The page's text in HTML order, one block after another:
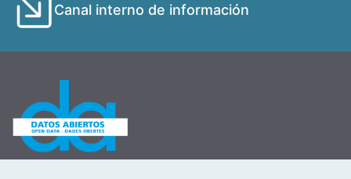
Canal interno de información